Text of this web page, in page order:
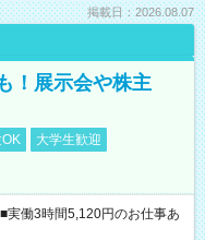
掲載日：2026.08.07
！展示会や株主
大学生歓迎
働3時間5,120円のお仕事あ